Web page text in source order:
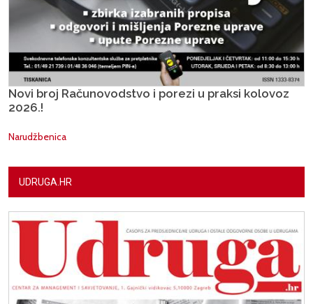
Novi broj Računovodstvo i porezi u praksi kolovoz
2026.!
Narudžbenica
UDRUGA.HR